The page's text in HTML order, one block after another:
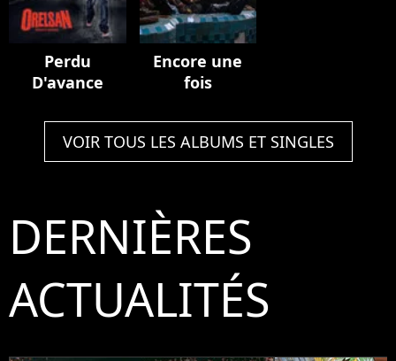
Perdu
D'avance
Encore une
fois
VOIR TOUS LES ALBUMS ET SINGLES
DERNIÈRES
ACTUALITÉS